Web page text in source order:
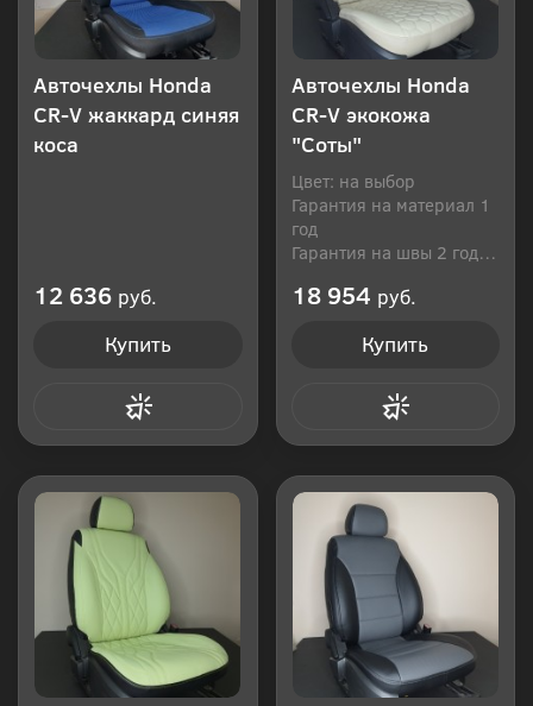
Авточехлы Honda
CR-V жаккард синяя
коса
12 636 руб.
Купить
Авточехлы Honda
CR-V экокожа
"Соты"
Цвет: на выбор
Гарантия на материал 1
год
Гарантия на швы 2 года
18 954 руб.
Купить